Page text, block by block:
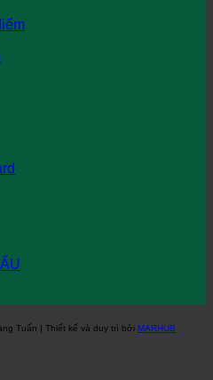
Tuấn | Thiết kế và duy trì bởi MARHUB